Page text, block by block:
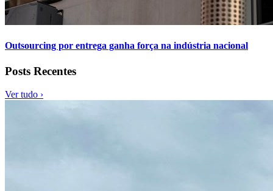
Outsourcing por entrega ganha força na indústria nacional
Posts Recentes
Ver tudo ›